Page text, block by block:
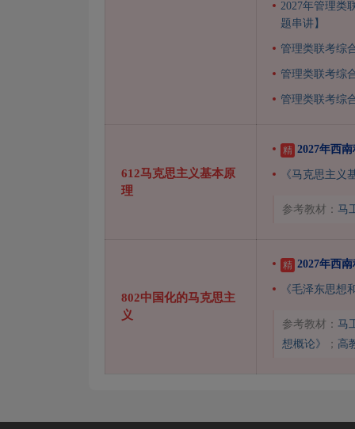
2027年管理类
题串讲】
管理类联考综
管理类联考综
管理类联考综
612马克思主义基本原
理
精 2027年西
《马克思主义
参考教材： 马
802中国化的马克思主
义
精 2027年西
《毛泽东思
参考教材： 马
想概论》
； 高